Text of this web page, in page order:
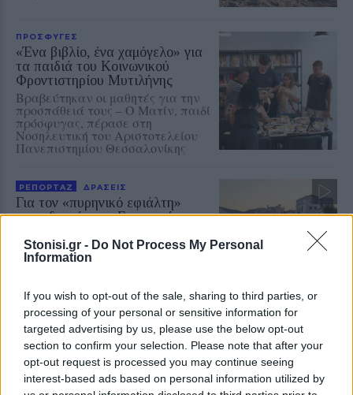
Stonisi.gr - Do Not Process My Personal
Information
If you wish to opt-out of the sale, sharing to third parties, or
processing of your personal or sensitive information for
targeted advertising by us, please use the below opt-out
section to confirm your selection. Please note that after your
opt-out request is processed you may continue seeing
interest-based ads based on personal information utilized by
ΠΡΟΣΦΥΓΕΣ
«Ένα βιβλίο, ένα χαμόγελο» για
τα παιδιά του Κοινωνικού
Φροντιστηρίου Μυτιλήνης
Βραβεύτηκαν οι μαθητές για την
προσπάθειά τους – Ο Ματίν, παιδί
πρόσφυγας, πέρασε στη
Νοσηλευτική του Αριστοτελείου
Πανεπιστημίου Θεσσαλονίκης
ΡΕΠΟΡΤΑΖ ΔΡΑΣΕΙΣ
Για τον «πυρηνικό εφιάλτη»
προειδοποίησε η Επιτροπή
Μια συγκέντρωση γεμάτη
μηνύματα και νοήματα για τον
ΑΣΤΥΝΟΜΙΑ
Δικογραφία σε βάρος 23χρονου
για τροχαίο στην Πέτρα
Το αυτοκίνητο προσέκρουσε σε
περίφραξη και προστατευτικές